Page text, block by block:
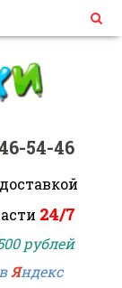
54-46
24/7
рублей
Яндекс